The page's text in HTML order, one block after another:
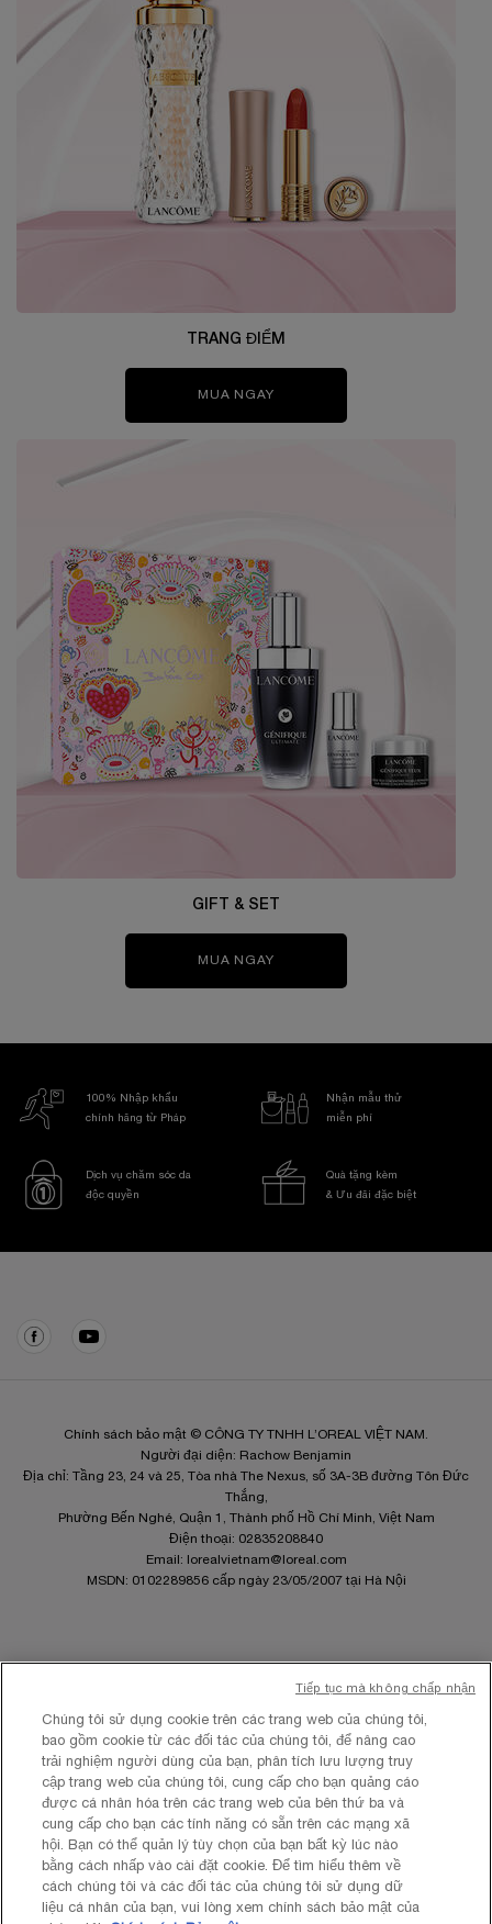
TRANG ĐIỂM
MUA NGAY
GIFT & SET
MUA NGAY
100% Nhập khẩu
chính hãng từ Pháp
Nhận mẫu thử
miễn phí
Dịch vụ chăm sóc da
độc quyền
Quà tặng kèm
& Ưu đãi đặc biệt
Chính sách bảo mật © CÔNG TY TNHH L’OREAL VIỆT NAM.
Người đại diện: Rachow Benjamin
Địa chỉ: Tầng 23, 24 và 25, Tòa nhà The Nexus, số 3A-3B đường Tôn Đức
Thắng,
Phường Bến Nghé, Quận 1, Thành phố Hồ Chí Minh, Việt Nam
Điện thoại: 02835208840
Email:
lorealvietnam@loreal.com
MSDN: 0102289856 cấp ngày 23/05/2007 tại Hà Nội
Điều khoản và Điều kiện
Chính sách quyền riêng tư
Cài Đặt Cookies
Chúng tôi sử dụng cookie trên các trang web của chúng tôi,
bao gồm cookie từ các đối tác của chúng tôi, để nâng cao
trải nghiệm người dùng của bạn, phân tích lưu lượng truy
cập trang web của chúng tôi, cung cấp cho bạn quảng cáo
được cá nhân hóa trên các trang web của bên thứ ba và
cung cấp cho bạn các tính năng có sẵn trên các mạng xã
hội. Bạn có thể quản lý tùy chọn của bạn bất kỳ lúc nào
bằng cách nhấp vào cài đặt cookie. Để tìm hiểu thêm về
cách chúng tôi và các đối tác của chúng tôi sử dụng dữ
liệu cá nhân của bạn, vui lòng xem chính sách bảo mật của
Tiếp tục mà không chấp nhận